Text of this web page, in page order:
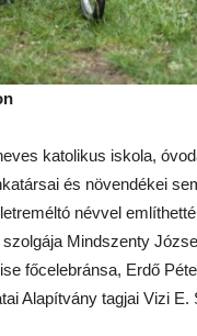
katolikus iskola,
és növendékei
névvel
Mindszenty
főcelebránsa, Erdő
Alapítvány tagjai Vizi